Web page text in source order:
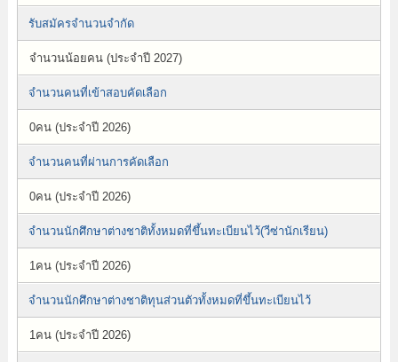
รับสมัครจำนวนจำกัด
จำนวนน้อยคน (ประจำปี 2027)
จำนวนคนที่เข้าสอบคัดเลือก
0คน (ประจำปี 2026)
จำนวนคนที่ผ่านการคัดเลือก
0คน (ประจำปี 2026)
จำนวนนักศึกษาต่างชาติทั้งหมดที่ขึ้นทะเบียนไว้(วีซ่านักเรียน)
1คน (ประจำปี 2026)
จำนวนนักศึกษาต่างชาติทุนส่วนตัวทั้งหมดที่ขึ้นทะเบียนไว้
1คน (ประจำปี 2026)